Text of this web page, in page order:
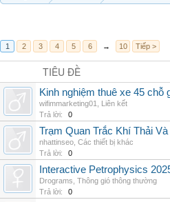
1 2 3 4 5 6 → 10 Tiếp >
TIÊU ĐỀ
Kinh nghiệm thuê xe 45 chỗ
wifimmarketing01
Liên kết
Trả lời:
0
Trạm Quan Trắc Khí Thải
nhattinseo Các thiết bị khác
Trả lời:
0
Interactive Petrophysics
Drograms Thông gió thông thường
Trả lời:
0